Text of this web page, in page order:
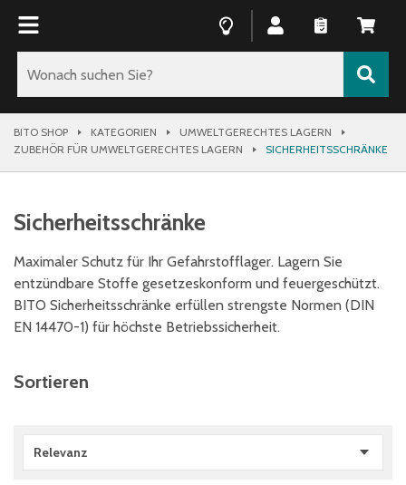
BITO SHOP KATEGORIEN
UMWELTGERECHTES LAGERN
ZUBEHÖR FÜR UMWELTGERECHTES LAGERN
SICHERHEITSSCHRÄNKE
Sicherheitsschränke
Maximaler Schutz für Ihr Gefahrstofflager. Lagern Sie
entzündbare Stoffe gesetzeskonform und feuergeschützt.
BITO Sicherheitsschränke erfüllen strengste Normen (DIN
EN 14470-1) für höchste Betriebssicherheit.
Sortieren
Relevanz